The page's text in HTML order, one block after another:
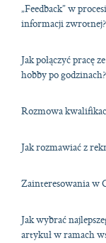
„Feedback” w
informacji
Jak połączyć pracę
hobby po godzinach?
Rozmowa
Jak rozmawiać z
Zainteresowania w
Jak wybrać
artykuł w ramach